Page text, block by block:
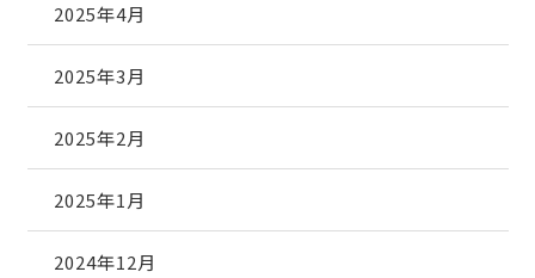
2025年4月
2025年3月
2025年2月
2025年1月
2024年12月